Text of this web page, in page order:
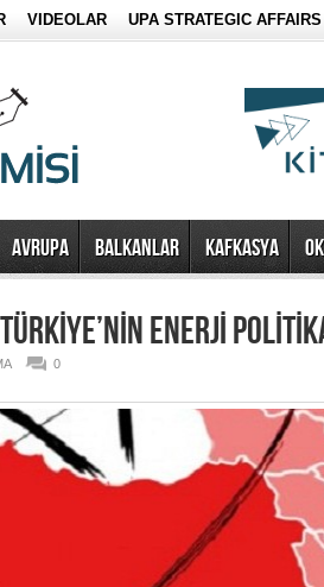
VIDEOLAR UPA STRATEGIC AFFAIRS
AVRUPA BALKANLAR KAFKASYA
ENERJİ
0